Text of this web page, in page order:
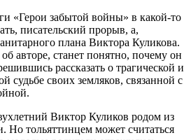
«Герои забытой войны» в какой-то
писательский прорыв, а,
плана Виктора Куликова.
об авторе, станет понятно, почему он
рассказать о трагической и
судьбе своих земляков, связанной с
Виктор Куликов родом из
Но тольяттинцем может считаться